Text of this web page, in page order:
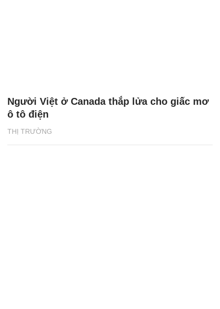
THỊ TRƯỜNG
Người Việt ở Canada thắp lửa cho giấc mơ
ô tô điện